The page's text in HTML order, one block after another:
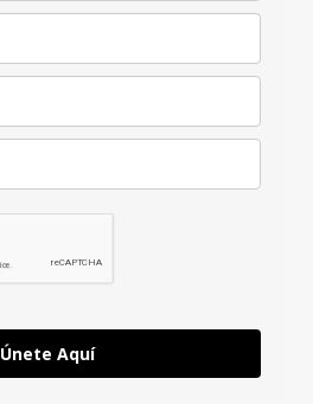
Únete Aquí